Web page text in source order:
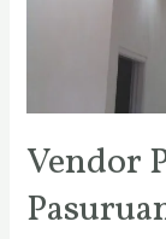
Vendor